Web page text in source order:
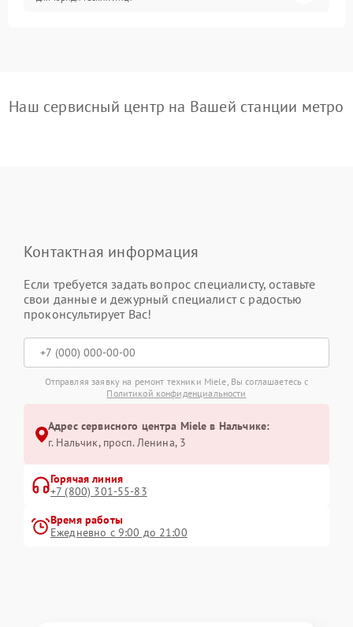
Наш сервисный центр на Вашей станции метро
Контактная информация
Если требуется задать вопрос специалисту, оставьте
свои данные и дежурный специалист с радостью
проконсультирует Вас!
Отправляя заявку на ремонт техники Miele, Вы соглашаетесь с
Политикой конфиденциальности
Адрес сервисного центра Miele в Нальчике:
г. Нальчик, просп. Ленина, 3
Горячая линия
+7 (800) 301-55-83
Время работы
Ежедневно с 9:00 до 21:00